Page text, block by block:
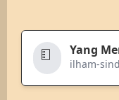
Yang
ilham-